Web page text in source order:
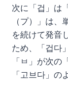
次に「겁」は
（プ）」は
を続けて発音
ため、「겁다
「ㅂ」が次の
「고브다」の